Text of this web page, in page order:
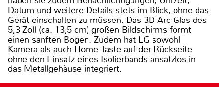
Datum und weitere Details stets im Blick, ohne das
Gerät einschalten zu müssen. Das 3D Arc Glas des
5,3 Zoll (ca. 13,5 cm) großen Bildschirms formt
einen sanften Bogen. Zudem hat LG sowohl
Kamera als auch Home-Taste auf der Rückseite
ohne den Einsatz eines Isolierbands ansatzlos in
das Metallgehäuse integriert.